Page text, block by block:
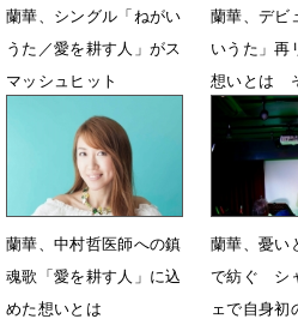
蘭華、シングル「ねがい
うた／愛を耕す人」がス
マッシュヒット
7月5日 18時00分
蘭華、デビ
いうた」再
想いとは
10月26日
蘭華、中村哲医師への鎮
魂歌「愛を耕す人」に込
めた想いとは
蘭華、憂い
で紡ぐ シ
ェで自身初